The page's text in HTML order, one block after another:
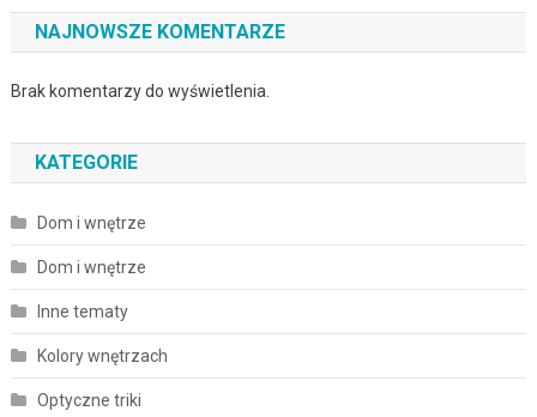
NAJNOWSZE KOMENTARZE
Brak komentarzy do wyświetlenia.
KATEGORIE
Dom i wnętrze
Dom i wnętrze
Inne tematy
Kolory wnętrzach
Optyczne triki